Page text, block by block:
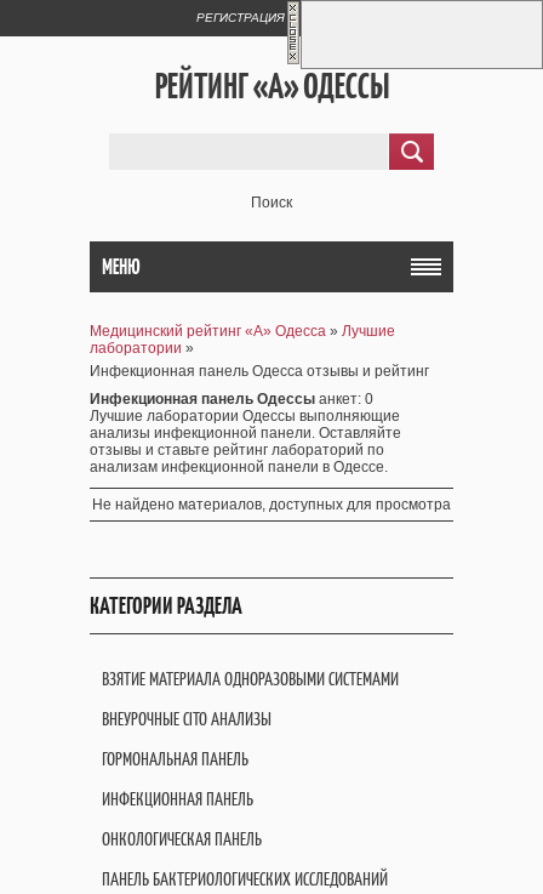
РЕГИСТРАЦИЯ
РЕЙТИНГ «А» ОДЕССЫ
Поиск
МЕНЮ
Медицинский рейтинг «А» Одесса » Лучшие
лаборатории »
Инфекционная панель Одесса отзывы и рейтинг
Инфекционная панель Одессы анкет: 0
Лучшие лаборатории Одессы выполняющие
анализы инфекционной панели. Оставляйте
отзывы и ставьте рейтинг лабораторий по
анализам инфекционной панели в Одессе.
Не найдено материалов, доступных для просмотра
КАТЕГОРИИ РАЗДЕЛА
ВЗЯТИЕ МАТЕРИАЛА ОДНОРАЗОВЫМИ СИСТЕМАМИ
ВНЕУРОЧНЫЕ CITO АНАЛИЗЫ
ГОРМОНАЛЬНАЯ ПАНЕЛЬ
ИНФЕКЦИОННАЯ ПАНЕЛЬ
ОНКОЛОГИЧЕСКАЯ ПАНЕЛЬ
ПАНЕЛЬ БАКТЕРИОЛОГИЧЕСКИХ ИССЛЕДОВАНИЙ